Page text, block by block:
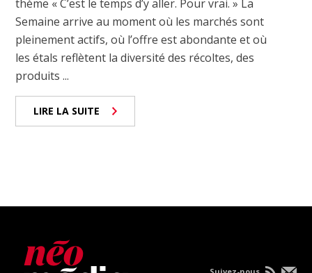
thème « C’est le temps d’y aller. Pour vrai. » La
Semaine arrive au moment où les marchés sont
pleinement actifs, où l’offre est abondante et où
les étals reflètent la diversité des récoltes, des
produits ...
LIRE LA SUITE